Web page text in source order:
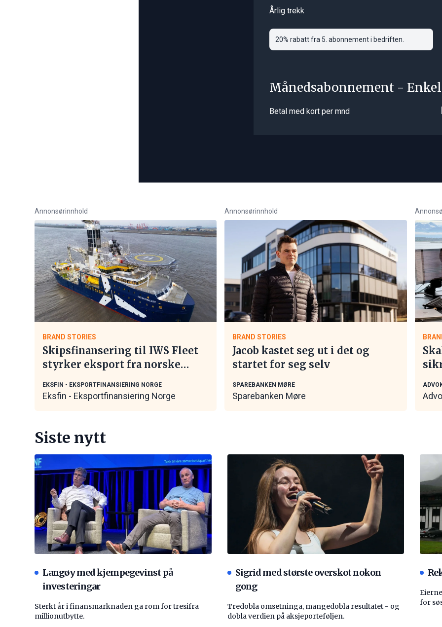
Årlig trekk
20% rabatt fra 5. abonnement i bedriften.
Månedsabonnement -
Betal med kort per mnd
Annonsørinnhold
BRAND STORIES
Skipsfinansering til IWS Fleet
styrker eksport fra norske
EKSFIN - EKSPORTFINANSIERING NORGE
Eksfin - Eksportfinansiering Norge
Annonsørinnhold
BRAND STORIES
Jacob kastet seg ut i det og
startet for seg selv
SPAREBANKEN MØRE
Sparebanken Møre
Siste nytt
Langøy med kjempegevinst på
investeringar
Sterkt år i finansmarknaden ga rom for tresifra
millionutbytte.
Sigrid med største overskot nokon
gong
Tredobla omsetninga, mangedobla resultatet - og
dobla verdien på aksjeporteføljen.
for